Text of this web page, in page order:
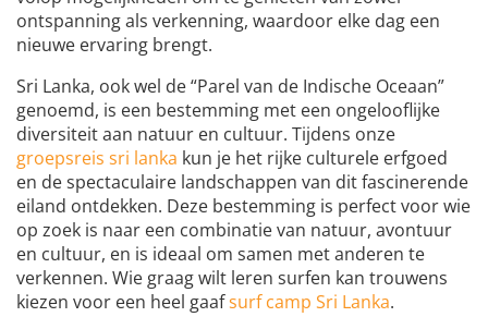
ontspanning als verkenning, waardoor elke dag een
nieuwe ervaring brengt.
Sri Lanka, ook wel de “Parel van de Indische Oceaan”
genoemd, is een bestemming met een ongelooflijke
diversiteit aan natuur en cultuur. Tijdens onze
groepsreis sri lanka kun je het rijke culturele erfgoed
en de spectaculaire landschappen van dit fascinerende
eiland ontdekken. Deze bestemming is perfect voor wie
op zoek is naar een combinatie van natuur, avontuur
en cultuur, en is ideaal om samen met anderen te
verkennen. Wie graag wilt leren surfen kan trouwens
kiezen voor een heel gaafsurf camp Sri Lanka.